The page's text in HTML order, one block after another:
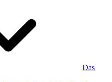
Das